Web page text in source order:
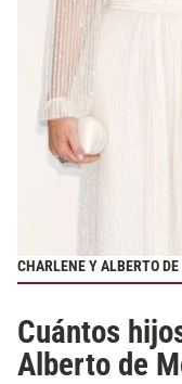
CHARLENE Y ALBERTO
Cuántos
Alberto de